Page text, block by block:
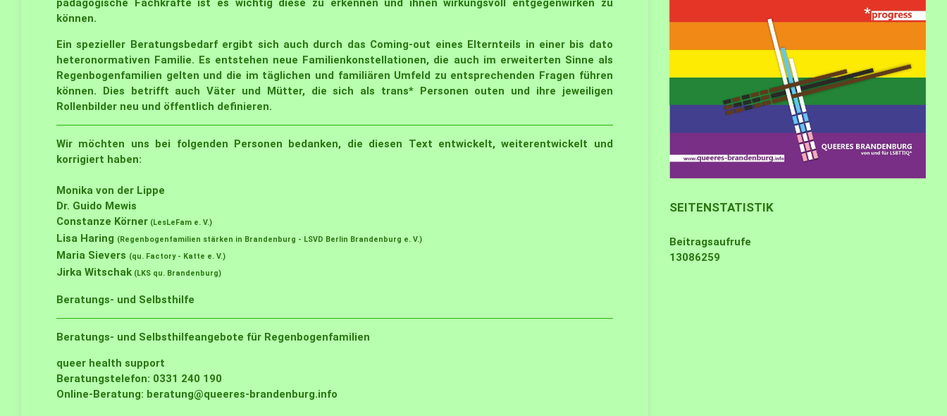
pädagogische Fachkräfte ist es wichtig diese zu erkennen und ihnen wirkungsvoll entgegenwirken zu
können.
Ein spezieller Beratungsbedarf ergibt sich auch durch das Coming-out eines Elternteils in einer bis dato
heteronormativen Familie. Es entstehen neue Familienkonstellationen, die auch im erweiterten Sinne als
Regenbogenfamilien gelten und die im täglichen und familiären Umfeld zu entsprechenden Fragen führen
können. Dies betrifft auch Väter und Mütter, die sich als trans* Personen outen und ihre jeweiligen
Rollenbilder neu und öffentlich definieren.
Wir möchten uns bei folgenden Personen bedanken, die diesen Text entwickelt, weiterentwickelt und
korrigiert haben:
Monika von der Lippe
Dr. Guido Mewis
Constanze Körner (LesLeFam e. V.)
Lisa Haring (Regenbogenfamilien stärken in Brandenburg - LSVD Berlin Brandenburg e. V.)
Maria Sievers (qu. Factory - Katte e. V.)
Jirka Witschak (LKS qu. Brandenburg)
Beratungs- und Selbsthilfe
Beratungs- und Selbsthilfeangebote für Regenbogenfamilien
queer health support
Beratungstelefon: 0331 240 190
Online-Beratung: beratung@queeres-brandenburg.info
SEITENSTATISTIK
Beitragsaufrufe
13086259